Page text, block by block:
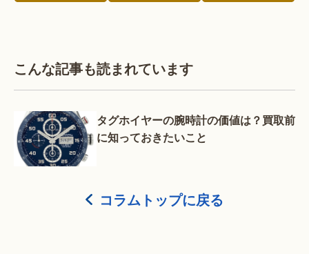
こんな記事も読まれています
タグホイヤーの腕時計の価値は？買取前
に知っておきたいこと
コラムトップに戻る